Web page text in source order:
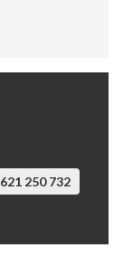
621 250 732